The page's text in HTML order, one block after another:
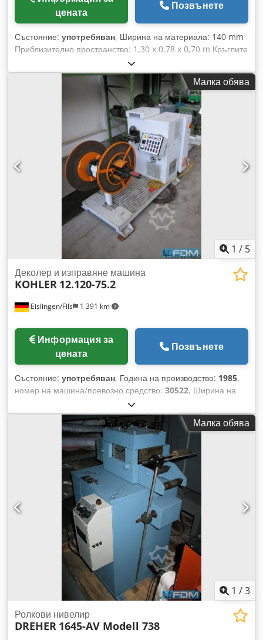
цената
Позвънете
Състояние: употребяван, Ширина на материала: 140 mm
Приблизително пространство: 1,30 x 0,78 x 0,70 m Кръглите
валяци са демонтирани Dcedpfx Ajcxxqueipsk
Малка обява
1 / 5
Eislingen/Fils 1 391 km
Деколер и изправяне машина
KOHLER 12.120-75.2
Информация за
цената
Позвънете
Състояние: употребяван, Година на производство: 1985,
номер на машина/превозно средство: 30522, Ширина на
ламарината: 120 мм Dcodpecxxq Sefx Aipjk Тегло на
рулото: 75 кг Необходима площ (Д x Ш x В): около 2,50 x
1,25 x 1,50 м - добро състояние - цената подлежи на
договаряне -
Малка обява
1 /3
Ролкови нивелир
DREHER 1645-AV Modell 738